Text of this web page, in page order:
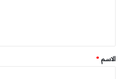
*
الاسم*